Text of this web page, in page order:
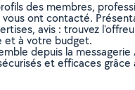
des membres,
vous ont contacté.
avis : trouvez
et à votre budget.
depuis la messagerie
et efficaces grâce